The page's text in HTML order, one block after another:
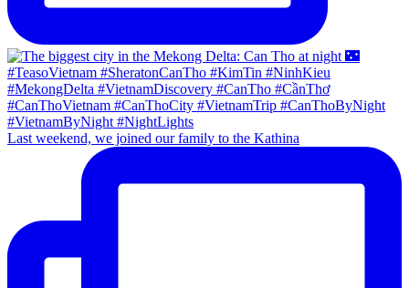
Last weekend, we joined our family to the Kathina